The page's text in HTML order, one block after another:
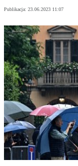
Publikacja: 23.06.2023 11:07